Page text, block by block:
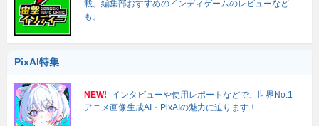
載。編集部おすすめのインディゲームのレビューなど
も。
PixAI特集
NEW!
インタビューや使用レポートなどで、世界No.1
アニメ画像生成AI・PixAIの魅力に迫ります！